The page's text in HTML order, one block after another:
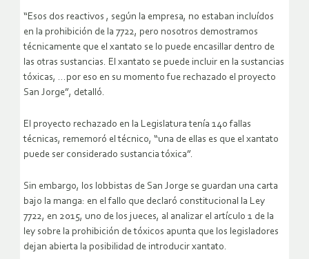
“Esos dos reactivos , según la empresa, no estaban incluídos
en la prohibición de la 7722, pero nosotros demostramos
técnicamente que el xantato se lo puede encasillar dentro de
las otras sustancias. El xantato se puede incluir en la sustancias
tóxicas, …por eso en su momento fue rechazado el proyecto
San Jorge”, detalló.
El proyecto rechazado en la Legislatura tenía 140 fallas
técnicas, rememoró el técnico, “una de ellas es que el xantato
puede ser considerado sustancia tóxica”.
Sin embargo, los lobbistas de San Jorge se guardan una carta
bajo la manga: en el fallo que declaró constitucional la Ley
7722, en 2015, uno de los jueces, al analizar el artículo 1 de la
ley sobre la prohibición de tóxicos apunta que los legisladores
dejan abierta la posibilidad de introducir xantato.